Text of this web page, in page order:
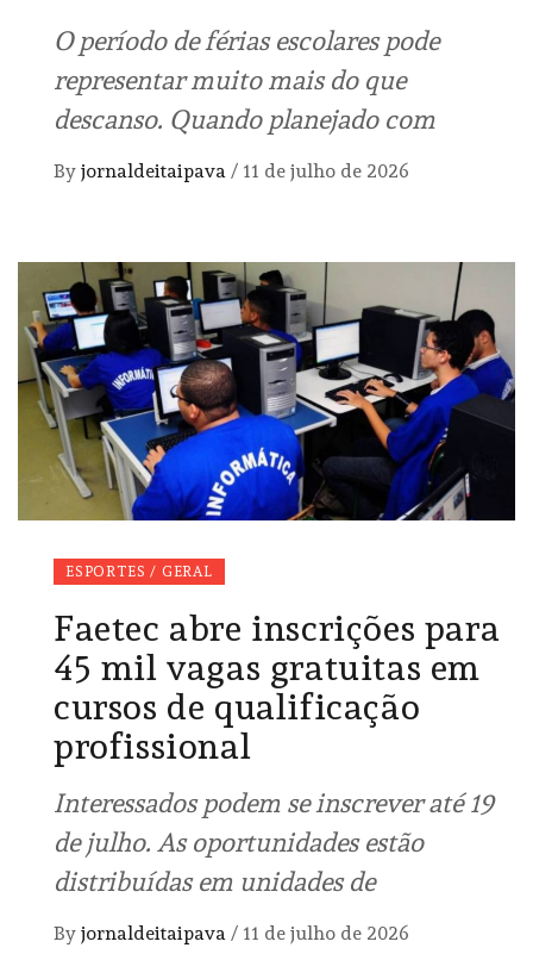
O período de férias escolares pode
representar muito mais do que
descanso. Quando planejado com
By jornaldeitaipava / 11 de julho de 2026
ESPORTES / GERAL
Faetec abre inscrições para
45 mil vagas gratuitas em
cursos de qualificação
profissional
Interessados podem se inscrever até 19
de julho. As oportunidades estão
distribuídas em unidades de
By jornaldeitaipava / 11 de julho de 2026